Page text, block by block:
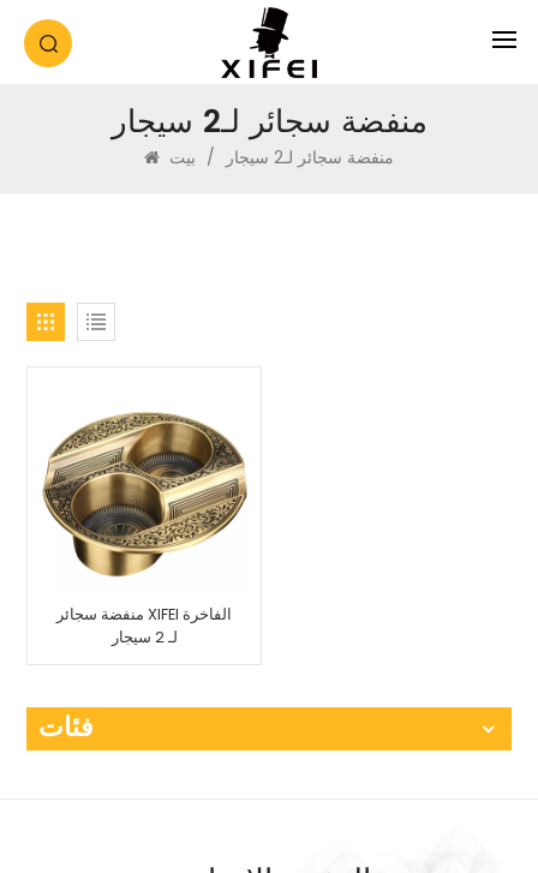
منفضة سجائر لـ2 سيجار
/ منفضة سجائر لـ2 سيجار
منفضة سجائر XIFEI الفاخرة
لـ 2 سيجار
فئات